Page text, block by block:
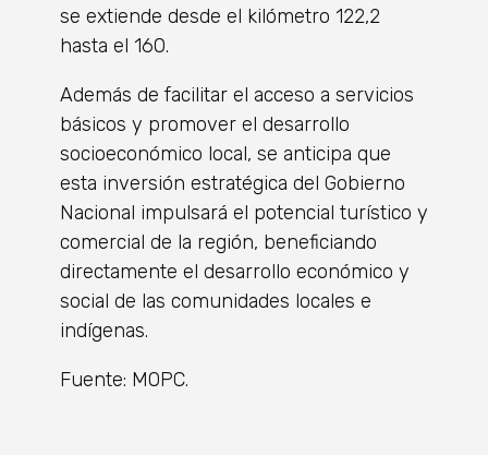
se extiende desde el kilómetro 122,2
hasta el 160.
Además de facilitar el acceso a servicios
básicos y promover el desarrollo
socioeconómico local, se anticipa que
esta inversión estratégica del Gobierno
Nacional impulsará el potencial turístico y
comercial de la región, beneficiando
directamente el desarrollo económico y
social de las comunidades locales e
indígenas.
Fuente: MOPC.